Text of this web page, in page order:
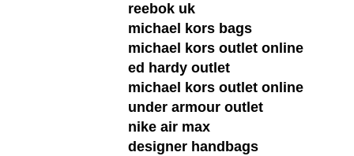
reebok uk
michael kors bags
michael kors outlet online
ed hardy outlet
michael kors outlet online
under armour outlet
nike air max
designer handbags